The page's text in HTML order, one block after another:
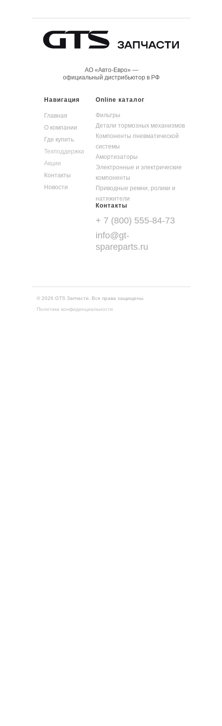
Online каталог
Навигация
Главная
О компании
Где купить
Техподдержка
Акции
Контакты
Новости
Фильтры
Детали тормозных механизмов
Компоненты пневматической
системы
Амортизаторы
Электронные и электрические
компоненты
Приводные ремни, ролики и
натяжители
АО «Авто-Евро» —
официальный дистрибьютор в РФ
Контакты
+ 7 (800) 555-84-73
info@gt-
spareparts.ru
Политика конфиденциальности
© 2026 GTS Запчасти. Все права защищены.